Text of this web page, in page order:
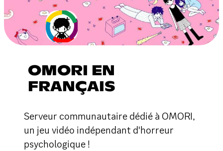
OMORI EN
FRANÇAIS
Serveur communautaire dédié à OMORI,
un jeu vidéo indépendant d'horreur
psychologique !